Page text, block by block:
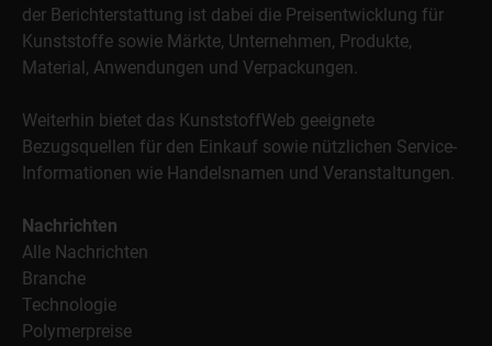
der Berichterstattung ist dabei die Preisentwicklung für
Kunststoffe sowie Märkte, Unternehmen, Produkte,
Material, Anwendungen und Verpackungen.
Weiterhin bietet das KunststoffWeb geeignete
Bezugsquellen für den Einkauf sowie nützlichen Service-
Informationen wie Handelsnamen und Veranstaltungen.
Nachrichten
Alle Nachrichten
Branche
Technologie
Polymerpreise